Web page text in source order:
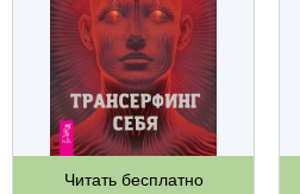
Читать бесплатно